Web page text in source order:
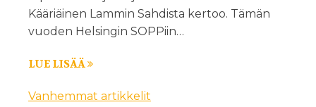
Kääriäinen Lammin Sahdista kertoo. Tämän
vuoden Helsingin SOPPiin…
LUE LISÄÄ
Vanhemmat artikkelit